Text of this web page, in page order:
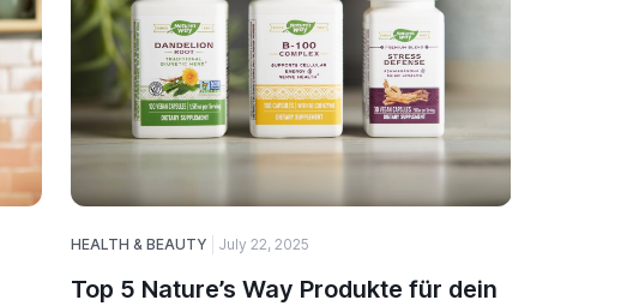
HEALTH & BEAUTY July 22, 2025
Top 5 Nature’s Way Produkte für dein